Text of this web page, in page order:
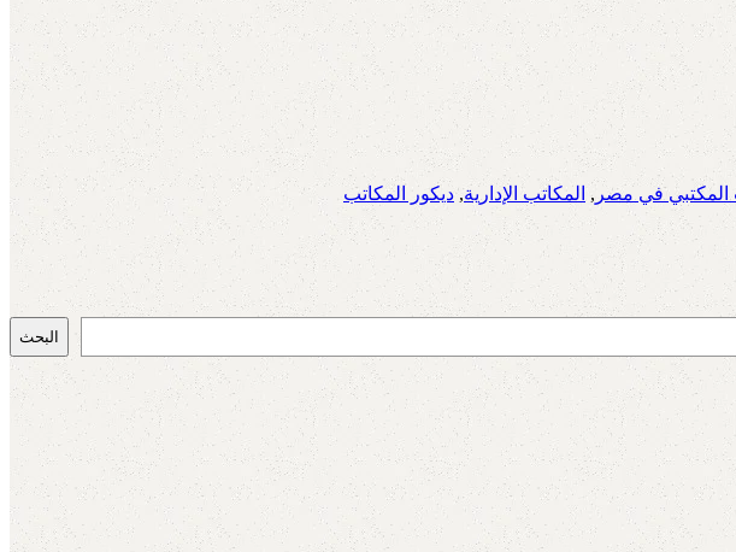
المكتبي في مصر , المكاتب الإدارية,ديكور المكاتب
البحث